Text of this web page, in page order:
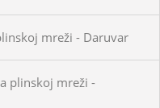
mreži - Daruvar
plinskoj mreži -